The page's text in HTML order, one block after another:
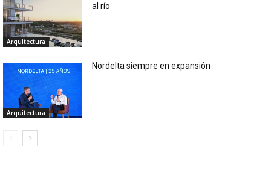
Arquitectura
al río
Arquitectura
Nordelta siempre en expansión